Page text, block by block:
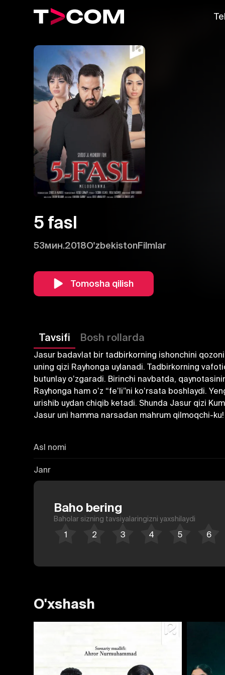
5 fasl
53мин.2018O'zbekistonFilmlar
Tomosha qilish
Tavsifi Bosh rollarda
Jasur badavlat bir tadbirkorning ishonchini
uning qizi Rayhonga uylanadi. Tadbirkorning
butunlay oʼzgaradi. Birinchi navbatda,
Rayhonga ham oʼz “feʼli”ni koʼrsata boshlaydi.
urishib uydan chiqib ketadi. Shunda Jasur qizi
Jasur uni hamma narsadan mahrum qilmoqchi-ku!
Asl nomi
Janr
Baho bering
Baholar sizning tavsiyalaringizni yaxshilaydi
O'xshash